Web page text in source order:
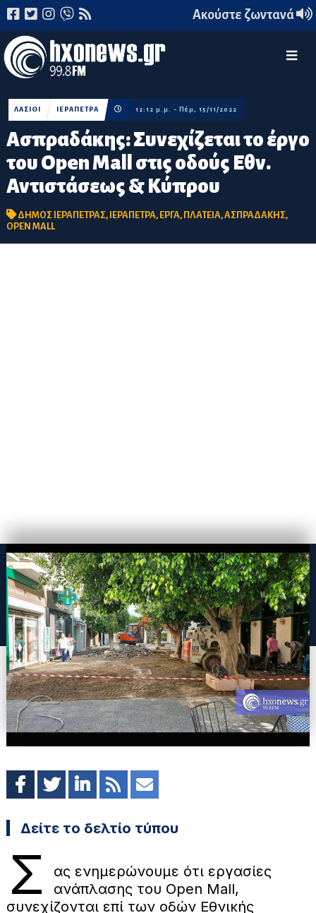
Ακούστε ζωντανά
Ασπραδάκης: Συνεχίζεται το έργο
του Open Mall στις οδούς Εθν.
Αντιστάσεως & Κύπρου
ΛΑΣΙΘΙ ΙΕΡΑΠΕΤΡΑ 12:12 μ.μ. - Πέμ, 15/11/2022
ΔΗΜΟΣ ΙΕΡΑΠΕΤΡΑΣ, ΙΕΡΑΠΕΤΡΑ, ΕΡΓΑ, ΠΛΑΤΕΙΑ,ΑΣΠΡΑΔΑΚΗΣ,
OPEN MALL
Δείτε το δελτίο τύπου
Σ
ας ενημερώνουμε ότι εργασίες
ανάπλασης του Open Mall,
συνεχίζονται επί των οδών Εθνικής